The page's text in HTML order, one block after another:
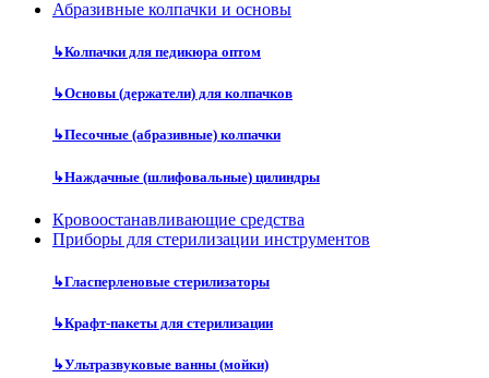
Абразивные колпачки и основы
↳Колпачки для педикюра оптом
↳Основы (держатели) для колпачков
↳Песочные (абразивные) колпачки
↳Наждачные (шлифовальные) цилиндры
Кровоостанавливающие средства
Приборы для стерилизации инструментов
↳Гласперленовые стерилизаторы
↳Крафт-пакеты для стерилизации
↳Ультразвуковые ванны (мойки)